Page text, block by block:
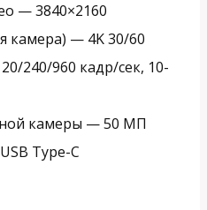
—3840×2160
камера) — 4K 30/60
240/960 кадр/сек, 10-
камеры —50 МП
USB Type-C